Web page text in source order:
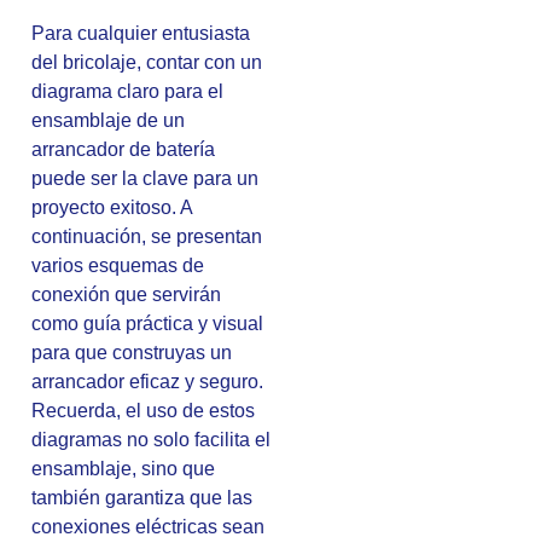
Para cualquier entusiasta
del bricolaje, contar con un
diagrama claro para el
ensamblaje de un
arrancador de batería
puede ser la clave para un
proyecto exitoso. A
continuación, se presentan
varios esquemas de
conexión que servirán
como guía práctica y visual
para que construyas un
arrancador eficaz y seguro.
Recuerda, el uso de estos
diagramas no solo facilita el
ensamblaje, sino que
también garantiza que las
conexiones eléctricas sean